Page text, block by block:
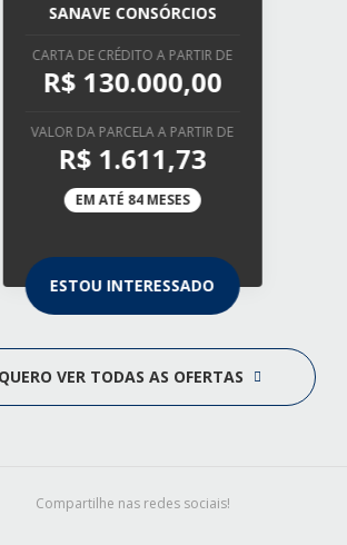
SANAVE CONSÓRCIOS
CARTA DE CRÉDITO A PARTIR DE
R$ 130.000,00
VALOR DA PARCELA A PARTIR DE
R$ 1.611,73
EM ATÉ 84 MESES
ESTOU INTERESSADO
QUERO VER TODAS AS OFERTAS
Compartilhe nas redes sociais!